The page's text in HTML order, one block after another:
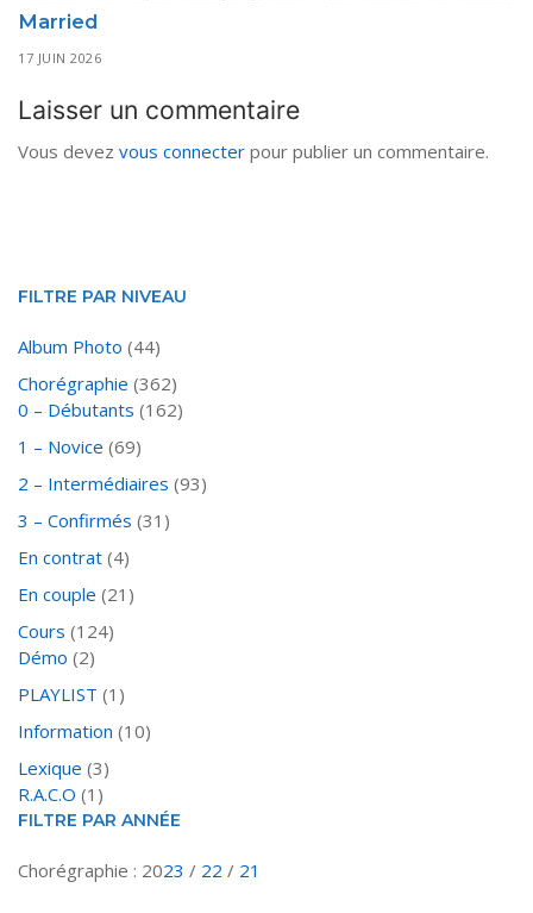
Married
17 JUIN 2026
Laisser un commentaire
Vous devez vous connecter pour publier un commentaire.
FILTRE PAR NIVEAU
Album Photo (44)
Chorégraphie (362)
0 – Débutants (162)
1 – Novice (69)
2 – Intermédiaires (93)
3 – Confirmés (31)
En contrat (4)
En couple (21)
Cours (124)
Démo (2)
PLAYLIST (1)
Information (10)
Lexique (3)
R.A.C.O (1)
FILTRE PAR ANNÉE
Chorégraphie : 2023 / 22 / 21